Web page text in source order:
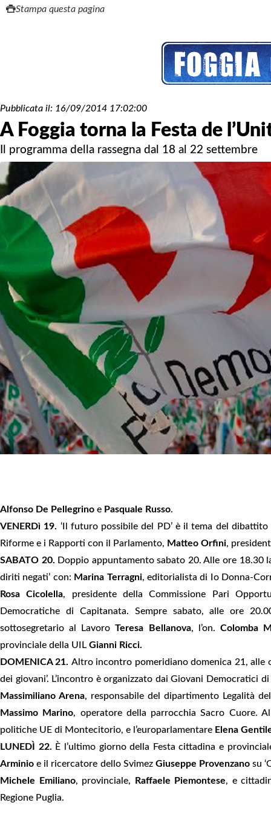
Stampa questa pagina
Pubblicata il: 16/09/2014 17:02:00
A Foggia torna la Festa de
Il programma della rassegna dal 18 al 22 settembre
Alfonso De Pellegrino e Pasquale Russo.
VENERDì 19. ‘Il futuro possibile del PD’ è il tema del
Riforme e i Rapporti con il Parlamento, Matteo Orfini,
SABATO 20. Doppio appuntamento sabato 20. Alle ore 18.30
diriti negati’ con: Marina Terragni, editorialista di Io Donna-
Rosa Cicolella, presidente della Commissione Pari
Democratiche di Capitanata. Sempre sabato, alle ore
sottosegretario al LavoroTeresa Bellanova, l’on. Colomba
provinciale della UIL Gianni Ricci.
DOMENICA 21. Altro incontro pomeridiano domenica 21, alle
dei giovani’. L’incontro è organizzato dai Giovani Democratici
Massimiliano Arena, responsabile del dipartimento Legalità
Massimo Marino, operatore della parrocchia Sacro Cuore.
politiche UE di Montecitorio, e l’europarlamentare Elena
LUNEDÌ 22. È l’ultimo giorno della Festa cittadina e
Arminio e il ricercatore dello Svimez Giuseppe Provenzano su
Michele Emiliano, provinciale, Raffaele Piemontese, e
Regione Puglia.